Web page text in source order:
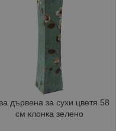
дървена за сухи цветя 58
см клонка зелено